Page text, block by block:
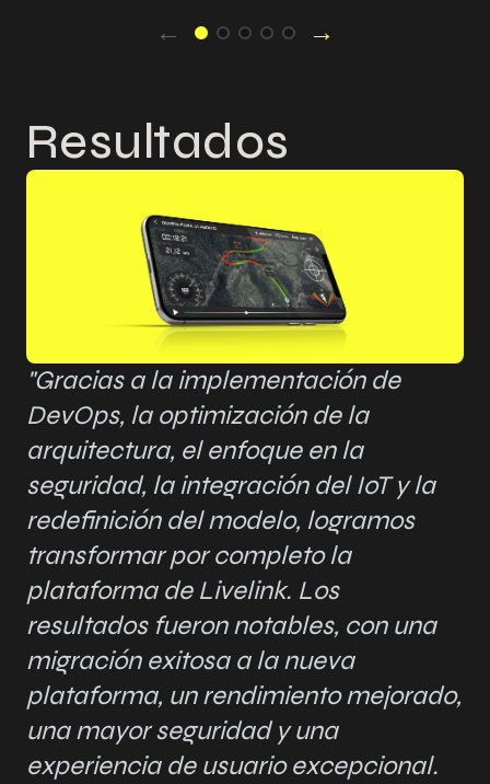
← →
Resultados
"Gracias a la implementación de
DevOps, la optimización de la
arquitectura, el enfoque en la
seguridad, la integración del IoT y la
redefinición del modelo, logramos
transformar por completo la
plataforma de Livelink. Los
resultados fueron notables, con una
migración exitosa a la nueva
plataforma, un rendimiento mejorado,
una mayor seguridad y una
experiencia de usuario excepcional.